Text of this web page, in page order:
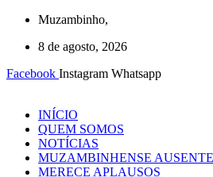
Muzambinho,
8 de agosto, 2026
Facebook Instagram Whatsapp
INÍCIO
QUEM SOMOS
NOTÍCIAS
MUZAMBINHENSE AUSENTE
MERECE APLAUSOS